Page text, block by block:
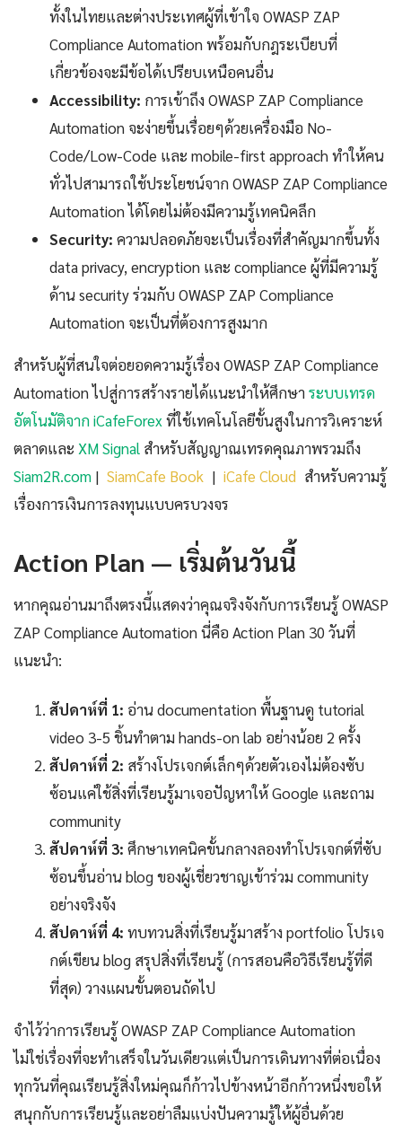
ทั้งในไทยและต่างประเทศผู้ที่เข้าใจ OWASP ZAP
Compliance Automation พร้อมกับกฎระเบียบที่
เกี่ยวข้องจะมีข้อได้เปรียบเหนือคนอื่น
Accessibility: การเข้าถึง OWASP ZAP Compliance
Automation จะง่ายขึ้นเรื่อยๆด้วยเครื่องมือ No-
Code/Low-Code และ mobile-first approach ทำให้คน
ทั่วไปสามารถใช้ประโยชน์จาก OWASP ZAP Compliance
Automation ได้โดยไม่ต้องมีความรู้เทคนิคลึก
Security: ความปลอดภัยจะเป็นเรื่องที่สำคัญมากขึ้นทั้ง
data privacy, encryption และ compliance ผู้ที่มีความรู้
ด้าน security ร่วมกับ OWASP ZAP Compliance
Automation จะเป็นที่ต้องการสูงมาก
สำหรับผู้ที่สนใจต่อยอดความรู้เรื่อง OWASP ZAP Compliance
Automation ไปสู่การสร้างรายได้แนะนำให้ศึกษาระบบเทรด
อัตโนมัติจาก iCafeForex ที่ใช้เทคโนโลยีขั้นสูงในการวิเคราะห์
ตลาดและ XM Signal สำหรับสัญญาณเทรดคุณภาพรวมถึง
Siam2R.com | SiamCafe Book | iCafe Cloud สำหรับความรู้
เรื่องการเงินการลงทุนแบบครบวงจร
Action Plan — เริ่มต้นวันนี้
หากคุณอ่านมาถึงตรงนี้แสดงว่าคุณจริงจังกับการเรียนรู้ OWASP
ZAP Compliance Automation นี่คือ Action Plan 30 วันที่
แนะนำ:
สัปดาห์ที่ 1: อ่าน documentation พื้นฐานดู tutorial
video 3-5 ชิ้นทำตาม hands-on lab อย่างน้อย 2 ครั้ง
สัปดาห์ที่ 2: สร้างโปรเจกต์เล็กๆด้วยตัวเองไม่ต้องซับ
ซ้อนแค่ใช้สิ่งที่เรียนรู้มาเจอปัญหาให้ Google และถาม
community
สัปดาห์ที่ 3: ศึกษาเทคนิคขั้นกลางลองทำโปรเจกต์ที่ซับ
ซ้อนขึ้นอ่าน blog ของผู้เชี่ยวชาญเข้าร่วม community
อย่างจริงจัง
สัปดาห์ที่ 4: ทบทวนสิ่งที่เรียนรู้มาสร้าง portfolio โปรเจ
กต์เขียน blog สรุปสิ่งที่เรียนรู้ (การสอนคือวิธีเรียนรู้ที่ดี
ที่สุด) วางแผนขั้นตอนถัดไป
จำไว้ว่าการเรียนรู้ OWASP ZAP Compliance Automation
ไม่ใช่เรื่องที่จะทำเสร็จในวันเดียวแต่เป็นการเดินทางที่ต่อเนื่อง
ทุกวันที่คุณเรียนรู้สิ่งใหม่คุณก็ก้าวไปข้างหน้าอีกก้าวหนึ่งขอให้
สนุกกับการเรียนรู้และอย่าลืมแบ่งปันความรู้ให้ผู้อื่นด้วย